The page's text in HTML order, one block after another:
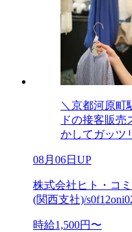
＼京都河原町
ドの接客販
かしてガッツ
08月06日UP
株式会社ヒト・コ
(関西支社)/
時給1,500円〜